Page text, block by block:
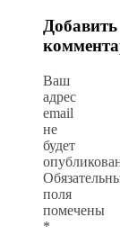
Добавить
Ваш
адрес
email
не
будет
поля
помечены
*